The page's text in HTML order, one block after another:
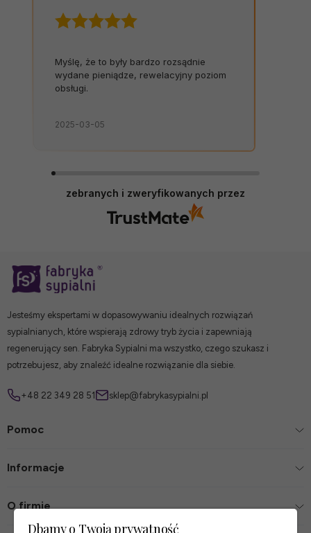
Myślę, że to były bardzo rozsądnie
wydane pieniądze, rewelacyjny poziom
obsługi.
2025-03-05
zebranych i zweryfikowanych przez
Jesteśmy ekspertami w dopasowywaniu idealnych rozwiązań
sypialnianych, które wspierają zdrowy tryb życia i zapewniają
regenerujący sen. Fabryka Sypialni ma wszystko, czego szukasz i
potrzebujesz, aby znaleźć idealne rozwiązanie dla siebie.
+48 22 349 28 51 sklep@fabrykasypialni.pl
Pomoc
Informacje
O firmie
Dbamy o Twoją prywatność